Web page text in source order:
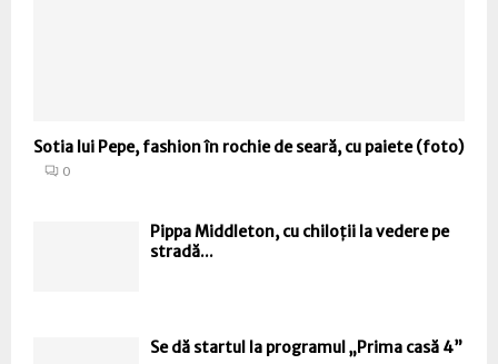
Sotia lui Pepe, fashion în rochie de seară, cu paiete (foto)
0
Pippa Middleton, cu chiloții la vedere pe
stradă...
Se dă startul la programul „Prima casă 4”